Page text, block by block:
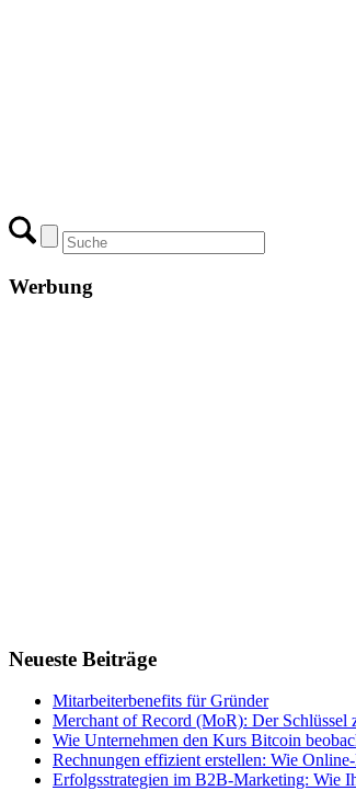
Werbung
Neueste Beiträge
Mitarbeiterbenefits für Gründer
Merchant of Record (MoR): Der Schlüssel
Wie Unternehmen den Kurs Bitcoin
Rechnungen effizient erstellen: Wie
Erfolgsstrategien im B2B-Marketing: Wie